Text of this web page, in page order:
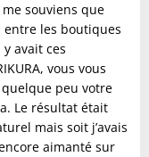
souviens que
les boutiques
avait ces
vous vous
peu votre
Le résultat était
mais soit j’avais
aimanté sur